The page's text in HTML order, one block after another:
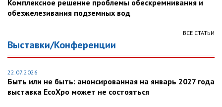
Комплексное решение проблемы обескремнивания и
обезжелезивания подземных вод
ВСЕ СТАТЬИ
Выставки/Конференции
22.07.2026
Быть или не быть: анонсированная на январь 2027 года
выставка EcoXpo может не состояться